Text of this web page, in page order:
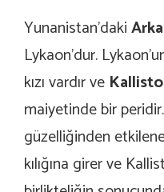
Yunanistan’daki
Lykaon’dur.
kızı vardır ve Kallisto
maiyetinde bir
güzelliğinden
kılığına girer ve